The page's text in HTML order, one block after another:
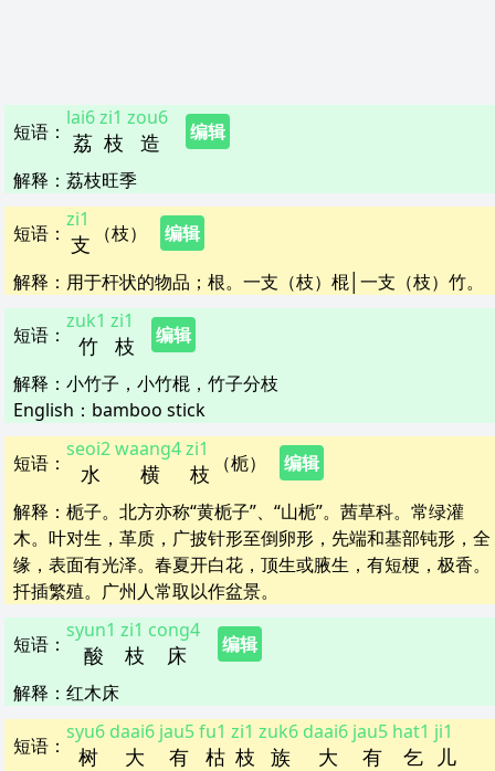
短语 ： 荔
lai6
枝
zi1
造
zou6
编辑
解释 ： 荔枝旺季
短语 ： 支
zi1
（枝）
编辑
解释 ： 用于杆状的物品；根。一支（枝）棍│一支（枝）竹。
短语 ： 竹
zuk1
枝
zi1
编辑
解释 ： 小竹子，小竹棍，竹子分枝
English： bamboo stick
短语 ： 水
seoi2
横
waang4
枝
zi1
（栀）
编辑
解释 ： 栀子。北方亦称“黄栀子”、“山栀”。茜草科。常绿灌
木。叶对生，革质，广披针形至倒卵形，先端和基部钝形，全
缘，表面有光泽。春夏开白花，顶生或腋生，有短梗，极香。
扦插繁殖。广州人常取以作盆景。
短语 ： 酸
syun1
枝
zi1
床
cong4
编辑
解释 ： 红木床
短语 ： 树
syu6
大
daai6
有
jau5
枯
fu1
枝
zi1
族
zuk6
大
daai6
有
jau5
乞
hat1
儿
ji1